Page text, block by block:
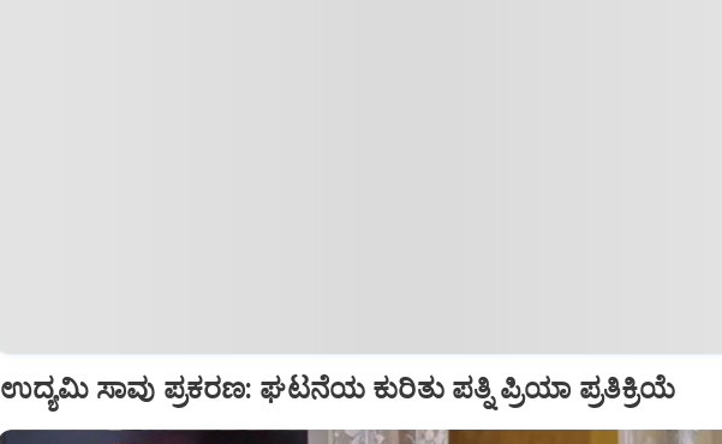
ಉದ್ಯಮಿ ಸಾವು ಪ್ರಕರಣ: ಘಟನೆಯ ಕುರಿತು ಪತ್ನಿ ಪ್ರಿಯಾ ಪ್ರತಿಕ್ರಿಯೆ